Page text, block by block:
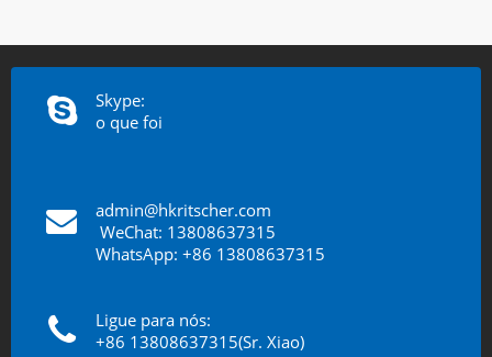
Skype:
o que foi
admin@hkritscher.com
WeChat: 13808637315
WhatsApp: +86 13808637315
Ligue para nós:
+86 13808637315(Sr. Xiao)